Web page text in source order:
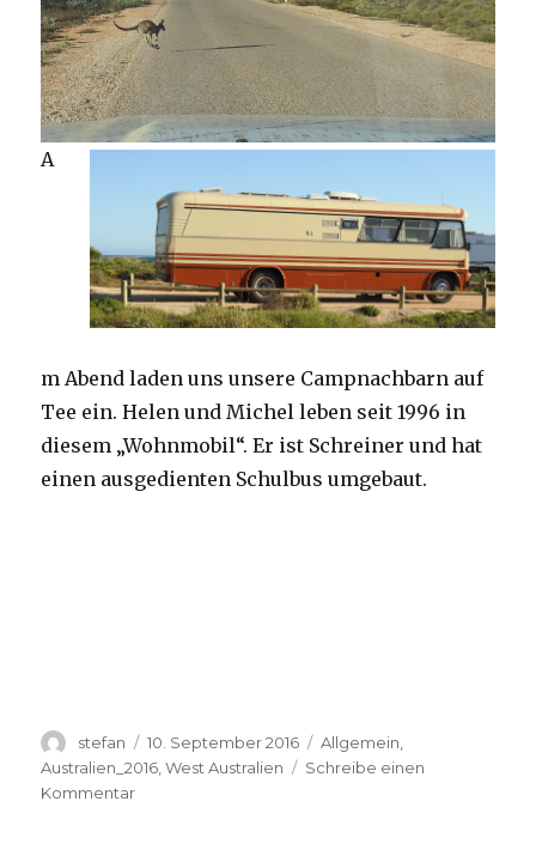
A
m Abend laden uns unsere Campnachbarn auf
Tee ein. Helen und Michel leben seit 1996 in
diesem „Wohnmobil“. Er ist Schreiner und hat
einen ausgedienten Schulbus umgebaut.
Autor
stefan
Veröffentlicht
am
10. September 2016 Kategorien
Allgemein
Australien_2016 ,West Australien
Schreibe einen
Kommentarzu